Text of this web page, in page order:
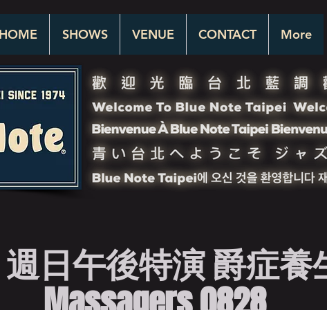
SHOWS VENUE CONTACT More
日午後特演 爵症養